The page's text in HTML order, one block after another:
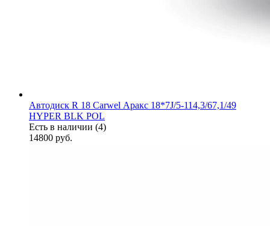
Автодиск R 18 Carwel Аракс 18*7J/5-114,3/67,1/49
HYPER BLK POL
Есть в наличии (4)
14800 руб.